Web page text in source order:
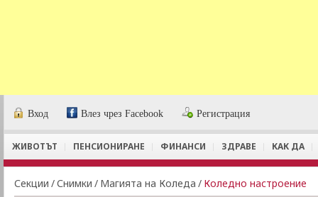
Вход Влез чрез Facebook Регистрация
ЖИВОТЪТ ПЕНСИОНИРАНЕ ФИНАНСИ ЗДРАВЕ КАК ДА
Секции /Снимки / Магията на Коледа / Коледно настроение